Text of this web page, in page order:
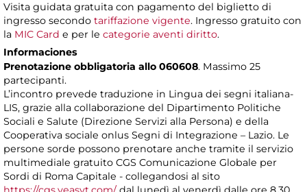
Visita guidata gratuita con pagamento del biglietto di
ingresso secondo tariffazione vigente. Ingresso gratuito con
la MIC Card e per le categorie aventi diritto.
Informaciones
Prenotazione obbligatoria allo 060608. Massimo 25
partecipanti.
L’incontro prevede traduzione in Lingua dei segni italiana-
LIS, grazie alla collaborazione del Dipartimento Politiche
Sociali e Salute (Direzione Servizi alla Persona) e della
Cooperativa sociale onlus Segni di Integrazione – Lazio. Le
persone sorde possono prenotare anche tramite il servizio
multimediale gratuito CGS Comunicazione Globale per
Sordi di Roma Capitale - collegandosi al sito